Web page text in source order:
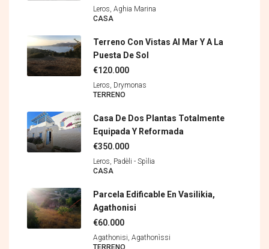
Leros, Aghia Marina
CASA
Terreno Con Vistas Al Mar Y A La
Puesta De Sol
€120.000
Leros, Drymonas
TERRENO
Casa De Dos Plantas Totalmente
Equipada Y Reformada
€350.000
Leros, Padèli - Spìlia
CASA
Parcela Edificable En Vasilikia,
Agathonisi
€60.000
Agathonisi, Agathonìssi
TERRENO